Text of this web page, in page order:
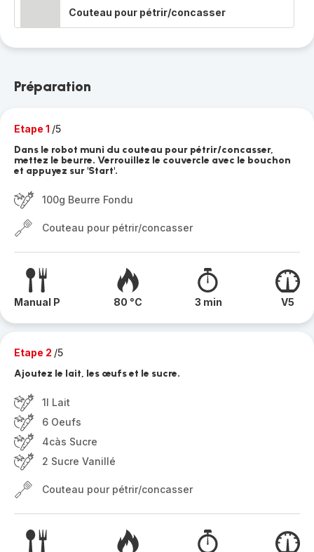
Couteau pour pétrir/concasser
Préparation
Etape 1 /5
Dans le robot muni du couteau pour pétrir/concasser,
mettez le beurre. Verrouillez le couvercle avec le bouchon
et appuyez sur 'Start'.
100g Beurre Fondu
Couteau pour pétrir/concasser
Manual P 80 °C 3 min V5
Etape 2 /5
Ajoutez le lait, les œufs et le sucre.
1l Lait
6 Oeufs
4càs Sucre
2 Sucre Vanillé
Couteau pour pétrir/concasser